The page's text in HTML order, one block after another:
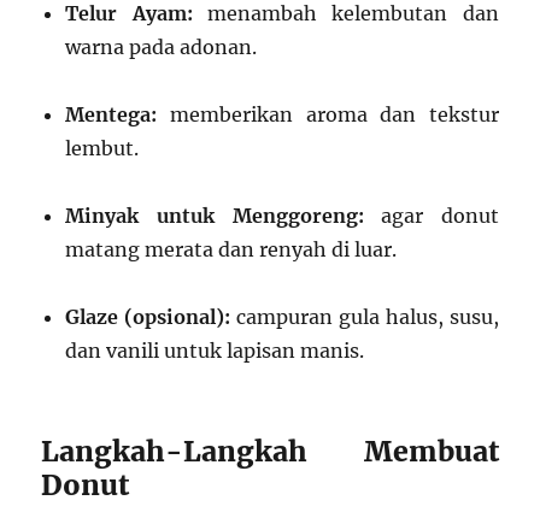
Telur Ayam: menambah kelembutan dan
warna pada adonan.
Mentega: memberikan aroma dan tekstur
lembut.
Minyak untuk Menggoreng: agar donut
matang merata dan renyah di luar.
Glaze (opsional): campuran gula halus, susu,
dan vanili untuk lapisan manis.
Langkah-Langkah Membuat
Donut